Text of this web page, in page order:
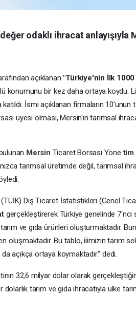
odaklı ihracat anlayışıyla
açıklanan"Türkiye'nin İlk 1000
konumunu bir kez daha ortaya koydu.
İsmi açıklanan firmaların
üyesi olması, Mersin'in tarımsal
Mersin Ticaret Borsası Yönetim
tarımsal üretimde değil, tarımsal
Dış Ticaret İstatistikleri (Genel
gerçekleştirerek Türkiye genelinde 7'nci
tarım ve gıda ürünleri oluşturmaktadır.
oluşmaktadır. Bu tablo, ilimizin tarım
açıkça ortaya koymaktadır." dedi.
32,6 milyar dolar olarak
tarım ve gıda ihracatıyla ülke